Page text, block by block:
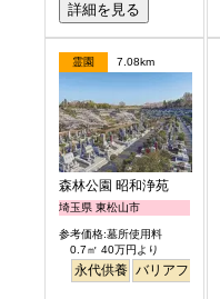
詳細を見る
霊園 7.08km
森林公園 昭和浄苑
埼玉県 東松山市
参考価格:墓所使用料
0.7㎡ 40万円より
永代供養 バリアフリー